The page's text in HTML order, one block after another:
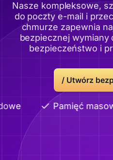
Nasze kompleksowe,
do poczty e-mail i
chmurze zapewnia
bezpiecznej wymiany
bezpieczeństwo i
/ Utwórz
Pamięć